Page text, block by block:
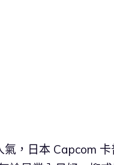
，日本 Capcom